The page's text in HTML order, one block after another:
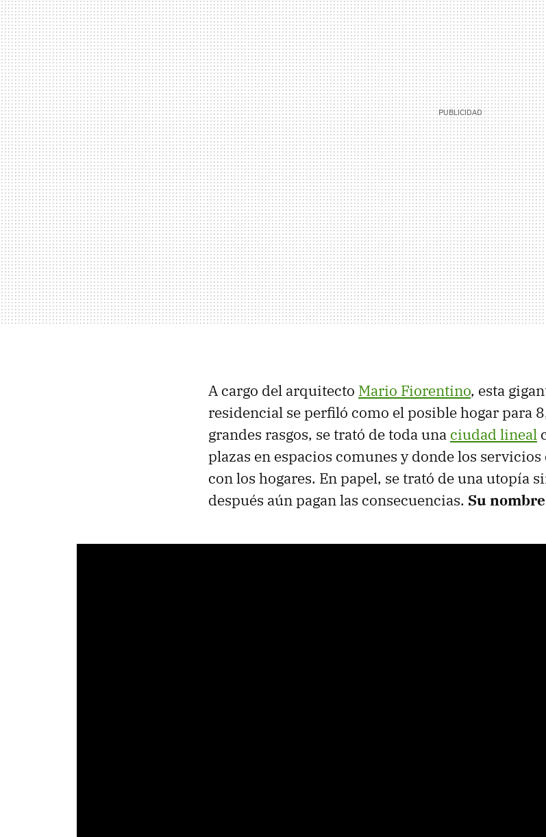
A cargo del arquitecto Mario Fiorentino, esta
residencial se perfiló como el posible hogar para
grandes rasgos, se trató de toda una ciudad lineal
plazas en espacios comunes y donde los
con los hogares. En papel, se trató de una utopía
después aún pagan las consecuencias. Su